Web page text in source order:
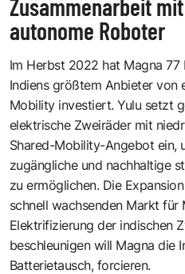
Zusammenarbeit
autonome Roboter
Im Herbst 2022 hat Magna 77
Indiens größtem Anbieter von
Mobility investiert. Yulu setzt
elektrische Zweiräder mit
Shared-Mobility-Angebot ein,
zugängliche und nachhaltige
zu ermöglichen. Die
schnell wachsenden Markt
Elektrifizierung der indischen
beschleunigen will Magna die
Batterietausch, forcieren.